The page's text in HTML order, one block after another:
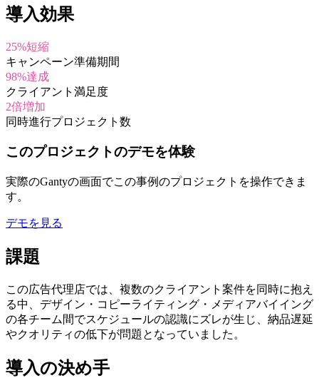
導入効果
25%短縮
キャンペーン準備期間
98%達成
クライアント満足度
2倍増加
同時進行プロジェクト数
このプロジェクトのデモを体験
実際のGantyの画面でこの事例のプロジェクトを操作できま
す。
デモを見る
課題
この広告代理店では、複数のクライアント案件を同時に抱え
る中、デザイン・コピーライティング・メディアバイイング
の各チーム間でスケジュールの認識にズレが生じ、納品遅延
やクオリティの低下が問題となっていました。
導入の決め手